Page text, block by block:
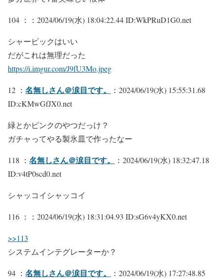
104 ： ：2024/06/19(水) 18:04:22.44 ID:WkPRuD1G0.net
シャービックはいい
だがこれは無理だった
https://i.imgur.com/J9fU3Mo.jpeg
12 ： 名無しさん＠涙目です。
：2024/06/19(水) 15:55:31.68
ID:cKMwGfJX0.net
緑とかピンクのやつだっけ？
ガチャってやる製氷皿で作ったなー
118 ： 名無しさん＠涙目です。
：2024/06/19(水) 18:32:47.18
ID:v4tP0scd0.net
シャッコイシャッコイ
116 ： ：2024/06/19(水) 18:31:04.93 ID:sG6v4yKX0.net
>>113
システムインテグレーターか？
94 ： 名無しさん＠涙目です。
：2024/06/19(水) 17:27:48.85